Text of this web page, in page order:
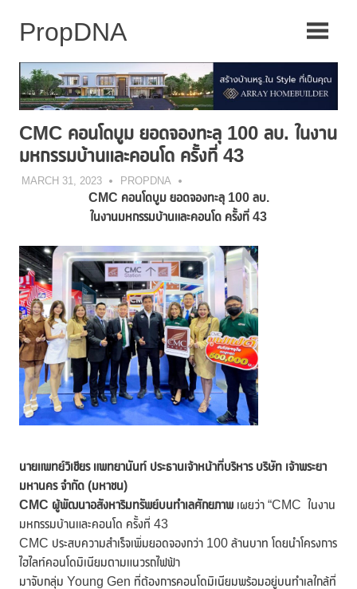
CMC คอนโดบูม ยอดจองทะลุ 100 ลบ. ในงาน
มหกรรมบ้านและคอนโด ครั้งที่ 43
MARCH 31, 2023 PROPDNA
CMC คอนโดบูม ยอดจองทะลุ 100 ลบ.
ในงานมหกรรมบ้านและคอนโด ครั้งที่ 43
นายแพทย์วิเชียร แพทยานันท์ ประธานเจ้าหน้าที่บริหาร บริษัท เจ้าพระยา
มหานคร จำกัด (มหาชน)
CMC ผู้พัฒนาอสังหาริมทรัพย์บนทำเลศักยภาพ เผยว่า “CMC ในงาน
มหกรรมบ้านและคอนโด ครั้งที่ 43
CMC ประสบความสำเร็จเพิ่มยอดจองกว่า 100 ล้านบาท โดยนำโครงการ
ไฮไลท์คอนโดมิเนียมตามแนวรถไฟฟ้า
มาจับกลุ่ม Young Gen ที่ต้องการคอนโดมิเนียมพร้อมอยู่บนทำเลใกล้ที่